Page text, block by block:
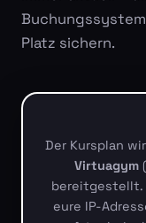
Platz sichern.
Der Kursplan
Virtuagym
bereitgestellt.
eure IP-